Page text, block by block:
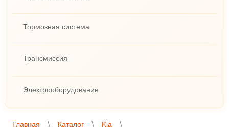
Тормозная система
Трансмиссия
Электрооборудование
Главная Каталог
Kia